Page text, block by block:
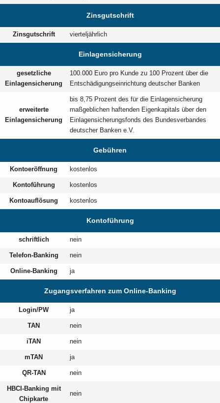
Zinsgutschrift
Zinsgutschrift vierteljährlich
Einlagensicherung
gesetzliche
Einlagensicherung
100.000 Euro pro Kunde zu 100 Prozent über die
Entschädigungseinrichtung deutscher Banken
erweiterte
Einlagensicherung
bis 8,75 Prozent des für die Einlagensicherung
maßgeblichen haftenden Eigenkapitals über den
Einlagensicherungsfonds des Bundesverbandes
deutscher Banken e.V.
Gebühren
Kontoeröffnung kostenlos
Kontoführung kostenlos
Kontoauflösung kostenlos
Kontoführung
schriftlich nein
Telefon-Banking nein
Online-Banking ja
Zugangsverfahren zum Online-Banking
Login/PW ja
TAN nein
iTAN nein
mTAN ja
QR-TAN nein
HBCI-Banking mit
Chipkarte
nein